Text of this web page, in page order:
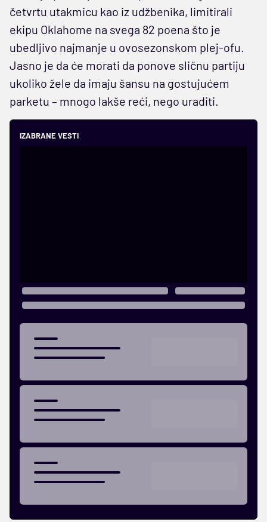
četvrtu utakmicu kao iz udžbenika, limitirali
ekipu Oklahome na svega 82 poena što je
ubedljivo najmanje u ovosezonskom plej-ofu.
Jasno je da će morati da ponove sličnu partiju
ukoliko žele da imaju šansu na gostujućem
parketu – mnogo lakše reći, nego uraditi.
IZABRANE VESTI